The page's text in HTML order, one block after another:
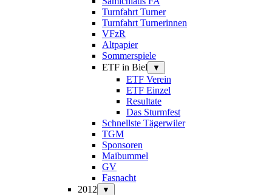
Turnfahrt Turner
Turnfahrt Turnerinnen
VFzR
Altpapier
Sommerspiele
ETF in Biel
▼
ETF Verein
ETF Einzel
Resultate
Das Sturmfest
Schnellste Tägerwiler
TGM
Sponsoren
Maibummel
GV
Fasnacht
2012
▼